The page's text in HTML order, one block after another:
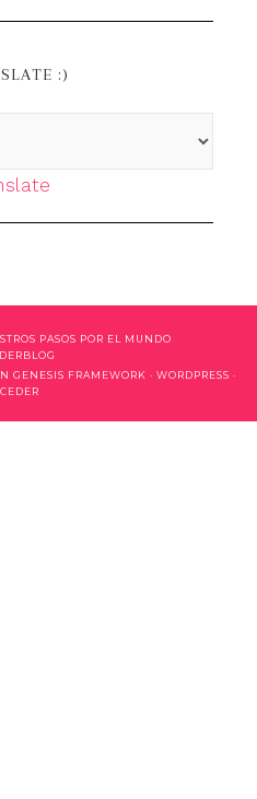
:)
PASOS POR EL MUNDO
GENESIS FRAMEWORK · WORDPRESS ·